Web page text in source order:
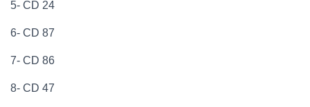
5- CD 24
6- CD 87
7- CD 86
8- CD 47